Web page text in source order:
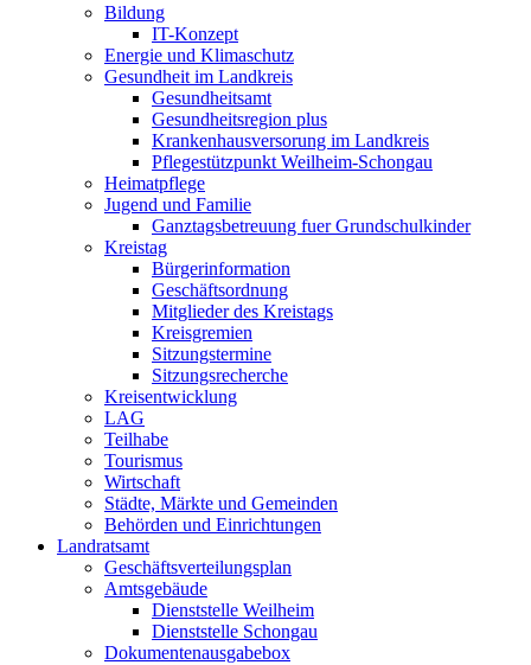
Bildung
IT-Konzept
Energie und Klimaschutz
Gesundheit im Landkreis
Gesundheitsamt
Gesundheitsregion plus
Krankenhausversorung im Landkreis
Pflegestützpunkt Weilheim-Schongau
Heimatpflege
Jugend und Familie
Ganztagsbetreuung fuer Grundschulkinder
Kreistag
Bürgerinformation
Geschäftsordnung
Mitglieder des Kreistags
Kreisgremien
Sitzungstermine
Sitzungsrecherche
Kreisentwicklung
LAG
Teilhabe
Tourismus
Wirtschaft
Städte, Märkte und Gemeinden
Behörden und Einrichtungen
Landratsamt
Geschäftsverteilungsplan
Amtsgebäude
Dienststelle Weilheim
Dienststelle Schongau
Dokumentenausgabebox